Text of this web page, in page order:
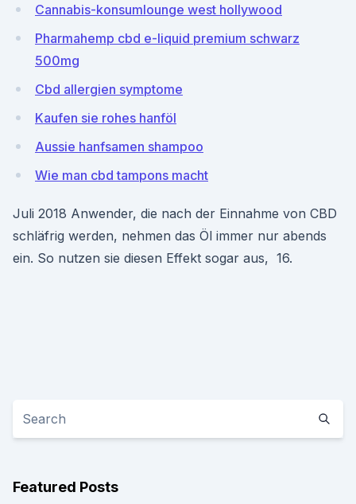
Cannabis-konsumlounge west hollywood
Pharmahemp cbd e-liquid premium schwarz
500mg
Cbd allergien symptome
Kaufen sie rohes hanföl
Aussie hanfsamen shampoo
Wie man cbd tampons macht
Juli 2018 Anwender, die nach der Einnahme von CBD
schläfrig werden, nehmen das Öl immer nur abends
ein. So nutzen sie diesen Effekt sogar aus, 16.
Featured Posts